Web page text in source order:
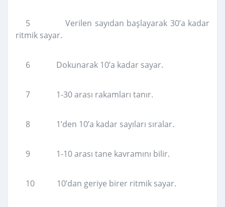
5 Verilen sayıdan başlayarak 30’a kadar
ritmik sayar.
6 Dokunarak 10’a kadar sayar.
7 1-30 arası rakamları tanır.
8 1’den 10’a kadar sayıları sıralar.
9 1-10 arası tane kavramını bilir.
10 10’dan geriye birer ritmik sayar.